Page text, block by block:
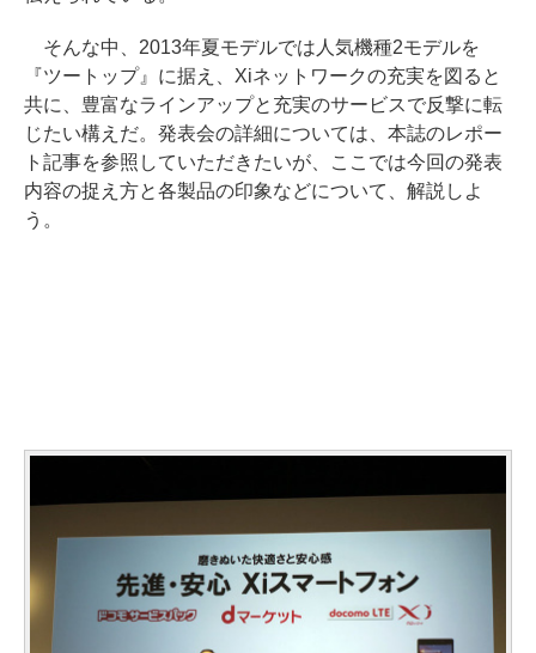
そんな中、2013年夏モデルでは人気機種2モデルを
『ツートップ』に据え、Xiネットワークの充実を図ると
共に、豊富なラインアップと充実のサービスで反撃に転
じたい構えだ。発表会の詳細については、本誌のレポー
ト記事を参照していただきたいが、ここでは今回の発表
内容の捉え方と各製品の印象などについて、解説しよ
う。